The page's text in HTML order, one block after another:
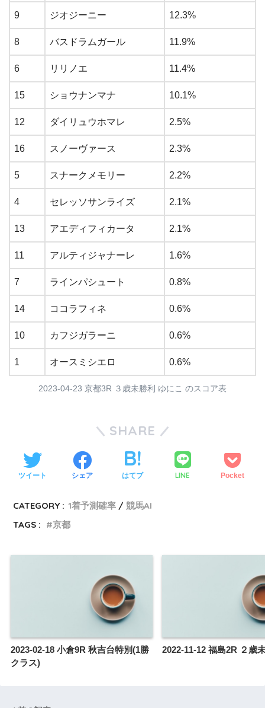
9 ジオジーニー 12.3%
8 バスドラムガール 11.9%
6 リリノエ 11.4%
15 ショウナンマナ 10.1%
12 ダイリュウホマレ 2.5%
16 スノーヴァース 2.3%
5 スナークメモリー 2.2%
4 セレッソサンライズ 2.1%
13 アエディフィカータ 2.1%
11 アルティジャナーレ 1.6%
7 ラインパシュート 0.8%
14 ココラフィネ 0.6%
10 カフジガラーニ 0.6%
1 オースミシエロ 0.6%
2023-04-23 京都3R ３歳未勝利 ゆにこ のスコア表
SHARE
ツイート シェア はてブ LINE Pocket
CATEGORY : 1着予測確率
競馬AI
TAGS :
京都
2023-02-18 小倉9R 秋吉台特別(1勝
クラス)
2022-11-12 福島2R ２歳